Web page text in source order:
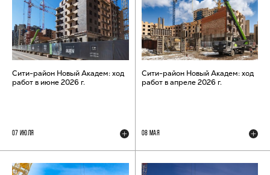
Сити-район Новый Академ: ход
работ в июне 2026 г.
07 ИЮЛЯ
Сити-район Новый Академ: ход
работ в апреле 2026 г.
08 МАЯ